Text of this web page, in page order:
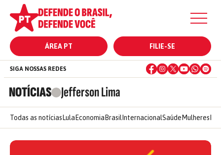
ÁREA PT FILIE-SE
NOTÍCIAS Jefferson Lima
SIGA NOSSAS REDES
Todas as notícias Lula Economia Brasil InternacionalSaúde Mulheres